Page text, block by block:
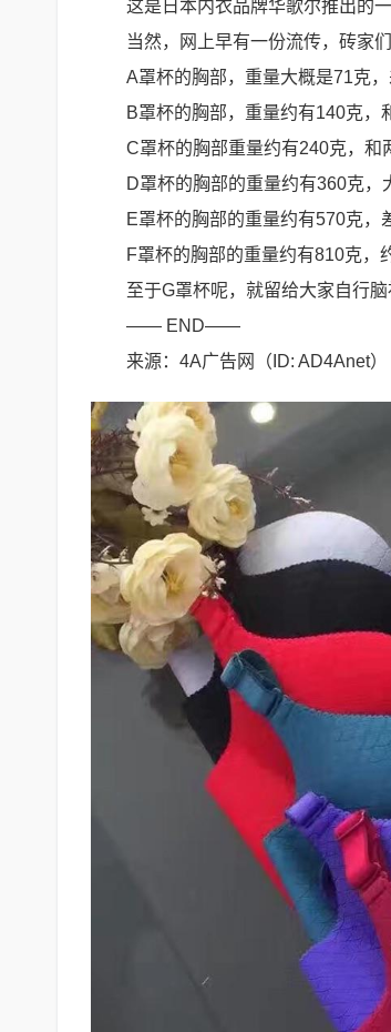
这是日本内衣品牌华歌尔推出的
当然，网上早有一份流传，砖家
A罩杯的胸部，重量大概是71克
B罩杯的胸部，重量约有140克，
C罩杯的胸部重量约有240克，和
D罩杯的胸部的重量约有360克，
E罩杯的胸部的重量约有570克，
F罩杯的胸部的重量约有810克，
至于G罩杯呢，就留给大家自行脑
—— END——
来源：4A广告网（ID: AD4Anet）